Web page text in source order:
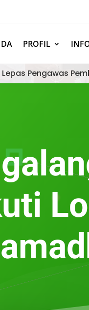
PROFIL
Pengawas